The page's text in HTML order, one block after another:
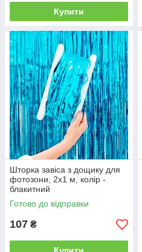
Купити
Шторка завіса з дощику для
фотозони, 2х1 м, колір -
блакитний
Готово до відправки
107 ₴